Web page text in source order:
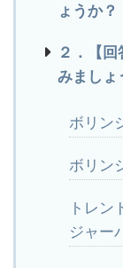
ょうか？
２．【
みましょ
ボリン
ボリン
トレン
ジャー